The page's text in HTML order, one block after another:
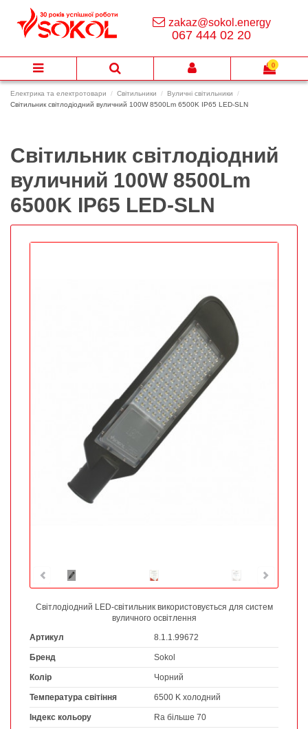
Електрика та електротовари Світильники
Вуличні світильники
Світильник світлодіодний вуличний 100W 8500Lm 6500K IP65 LED-SLN
Світильник світлодіодний
вуличний 100W 8500Lm
6500K IP65 LED-SLN
Світлодіодний LED-світильник використовується для систем
вуличного освітлення
Артикул
8.1.1.99672
Бренд Sokol
Колір Чорний
Температура світіння 6500 K холодний
Індекс кольору Ra більше 70
zakaz@sokol.energy
067 444 02 20
0